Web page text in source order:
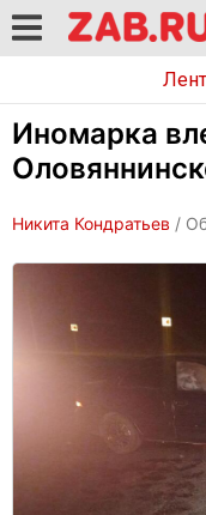
Иномарка
Никита Кондратьев /